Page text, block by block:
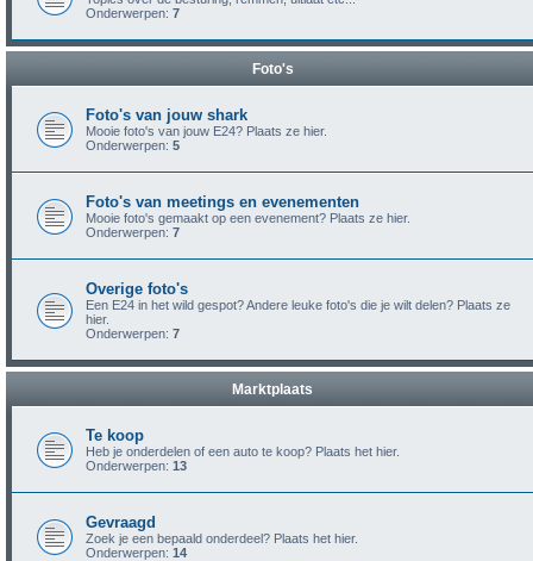
Onderwerpen: 7
Foto's
Foto's van jouw shark
Mooie foto's van jouw E24? Plaats ze hier.
Onderwerpen: 5
Foto's van meetings en evenementen
Mooie foto's gemaakt op een evenement? Plaats ze hier.
Onderwerpen: 7
Overige foto's
Een E24 in het wild gespot? Andere leuke foto's die je wilt delen? Plaats ze
hier.
Onderwerpen: 7
Marktplaats
Te koop
Heb je onderdelen of een auto te koop? Plaats het hier.
Onderwerpen: 13
Gevraagd
Zoek je een bepaald onderdeel? Plaats het hier.
Onderwerpen: 14